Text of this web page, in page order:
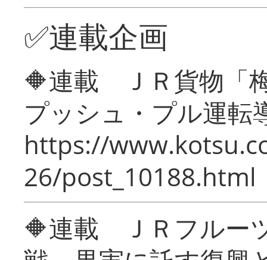
✅連載企画
🔶連載 ＪＲ貨物「
プッシュ・プル運転
https://
26/post_10188.html
🔶連載 ＪＲフルー